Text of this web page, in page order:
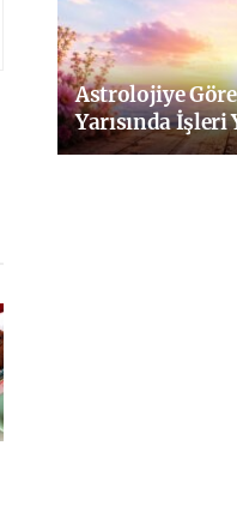
Astrolojiye
Yarısında